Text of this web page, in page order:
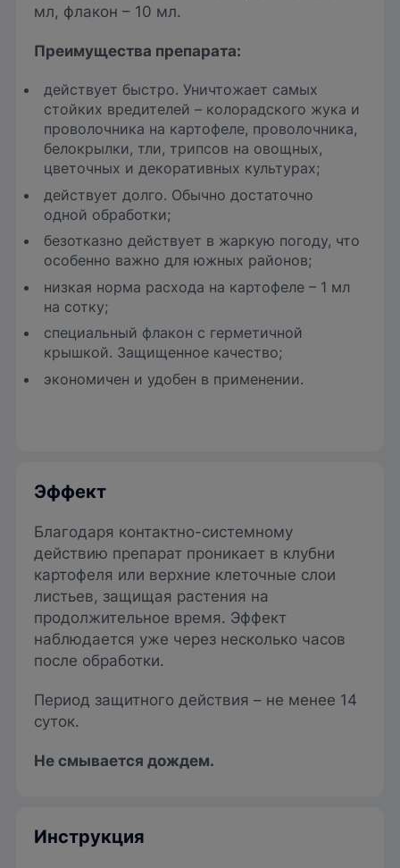
мл, флакон – 10 мл.
Преимущества препарата:
действует быстро. Уничтожает самых
стойких вредителей – колорадского жука и
проволочника на картофеле, проволочника,
белокрылки, тли, трипсов на овощных,
цветочных и декоративных культурах;
действует долго. Обычно достаточно
одной обработки;
безотказно действует в жаркую погоду, что
особенно важно для южных районов;
низкая норма расхода на картофеле – 1 мл
на сотку;
специальный флакон с герметичной
крышкой. Защищенное качество;
экономичен и удобен в применении.
Эффект
Благодаря контактно-системному
действию препарат проникает в клубни
картофеля или верхние клеточные слои
листьев, защищая растения на
продолжительное время. Эффект
наблюдается уже через несколько часов
после обработки.
Период защитного действия – не менее 14
суток.
Не смывается дождем.
Инструкция